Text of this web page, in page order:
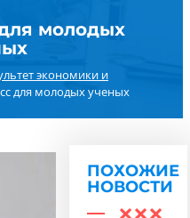
молодых
экономики и
для молодых ученых
ПОХОЖИЕ
НОВОСТИ